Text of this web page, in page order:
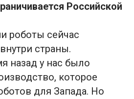
Российской
роботы сейчас
страны.
назад у нас было
которое
для Запада. Но